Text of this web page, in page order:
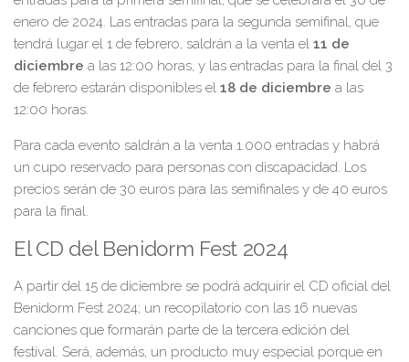
enero de 2024. Las entradas para la segunda semifinal, que
tendrá lugar el 1 de febrero, saldrán a la venta el 11 de
diciembre a las 12:00 horas, y las entradas para la final del 3
de febrero estarán disponibles el 18 de diciembre a las
12:00 horas.
Para cada evento saldrán a la venta 1.000 entradas y habrá
un cupo reservado para personas con discapacidad. Los
precios serán de 30 euros para las semifinales y de 40 euros
para la final.
El CD del Benidorm Fest 2024
A partir del 15 de diciembre se podrá adquirir el CD oficial del
Benidorm Fest 2024; un recopilatorio con las 16 nuevas
canciones que formarán parte de la tercera edición del
festival. Será, además, un producto muy especial porque en